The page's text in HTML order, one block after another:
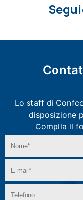
Lo staff di
disposizione
Compila il